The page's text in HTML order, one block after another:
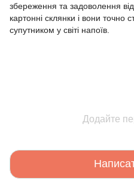
збереження та задоволення
картонні склянки і вони точно
супутником у світі напоїв.
Додайте